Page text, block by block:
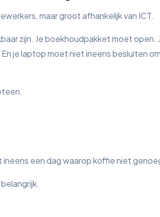
maar groot afhankelijk van ICT.
zijn. Je boekhoudpakket moet
je laptop moet niet ineens besluiten
een dag waarop koffie niet